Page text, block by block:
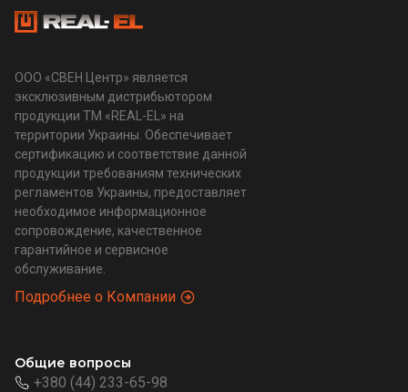
ООО «СВЕН Центр» является
эксклюзивным дистрибьютором
продукции ТМ «REAL-EL» на
территории Украины. Обеспечивает
сертификацию и соответствие данной
продукции требованиям технических
регламентов Украины, предоставляет
необходимое информационное
сопровождение, качественное
гарантийное и сервисное
обслуживание.
Подробнее о Компании
Общие вопросы
+380 (44) 233-65-98